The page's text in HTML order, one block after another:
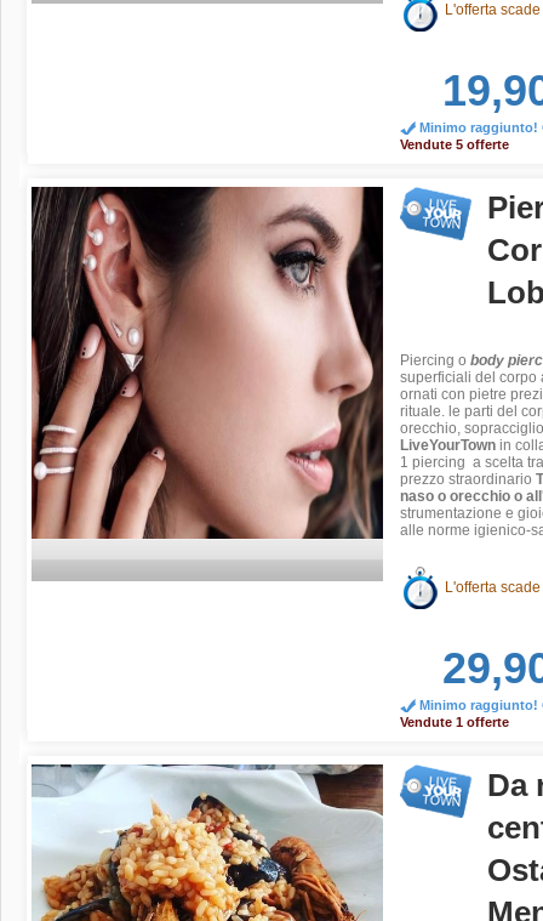
L'offerta
Minimo raggiunto!
Vendute 5 offerte
Piercing o body
superficiali del corpo
ornati con pietre
rituale. le parti del
orecchio,
LiveYourTown in
1 piercing a scelta
prezzo straordinario
naso o orecchio o
strumentazione e
alle norme igienico-
L'offerta
Minimo raggiunto!
Vendute 1 offerte
Da